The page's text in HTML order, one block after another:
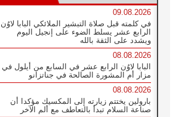
09.08.2026
في كلمته قبل صلاة التبشير الملائكي البابا لاوُن
الرابع عشر يسلط الضوء على إنجيل اليوم
ويشدد على الثقة بالله
08.08.2026
البابا لاوُن الرابع عشر في السابع من أيلول في
مزار أم المشورة الصالحة في جناتزانو
08.08.2026
بارولين يختتم زيارته إلى المكسيك مؤكدا أن
صناعة السلام تبدأ بالتعاطف مع ألم الآخر